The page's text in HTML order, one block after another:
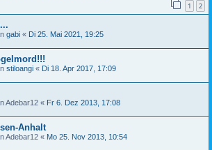
1 2
gabi « Di 25. Mai 2021, 19:25
stiloangi « Di 18. Apr 2017, 17:09
Adebar12 « Fr 6. Dez 2013, 17:08
Anhalt
Adebar12 « Mo 25. Nov 2013, 10:54